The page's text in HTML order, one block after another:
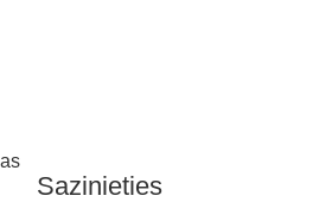
Sazinieties